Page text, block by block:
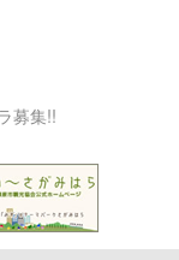
募集!!